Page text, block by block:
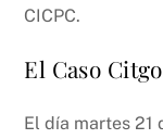
CICPC.
El Caso Citgo
El día martes 21